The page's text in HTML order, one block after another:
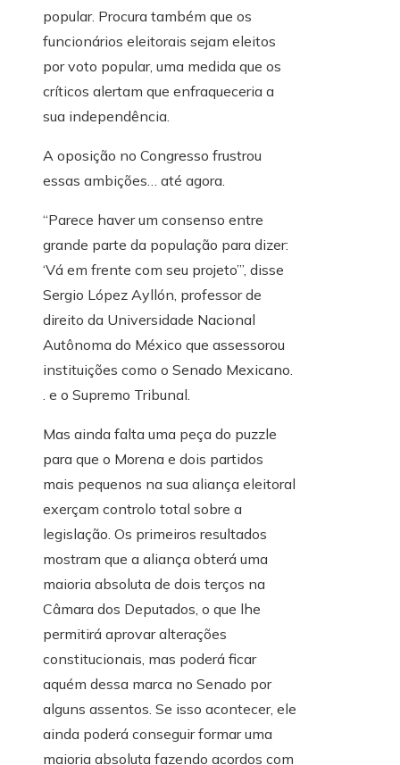
popular. Procura também que os
funcionários eleitorais sejam eleitos
por voto popular, uma medida que os
críticos alertam que enfraqueceria a
sua independência.
A oposição no Congresso frustrou
essas ambições… até agora.
“Parece haver um consenso entre
grande parte da população para dizer:
‘Vá em frente com seu projeto’”, disse
Sergio López Ayllón, professor de
direito da Universidade Nacional
Autônoma do México que assessorou
instituições como o Senado Mexicano.
. e o Supremo Tribunal.
Mas ainda falta uma peça do puzzle
para que o Morena e dois partidos
mais pequenos na sua aliança eleitoral
exerçam controlo total sobre a
legislação. Os primeiros resultados
mostram que a aliança obterá uma
maioria absoluta de dois terços na
Câmara dos Deputados, o que lhe
permitirá aprovar alterações
constitucionais, mas poderá ficar
aquém dessa marca no Senado por
alguns assentos. Se isso acontecer, ele
ainda poderá conseguir formar uma
maioria absoluta fazendo acordos com